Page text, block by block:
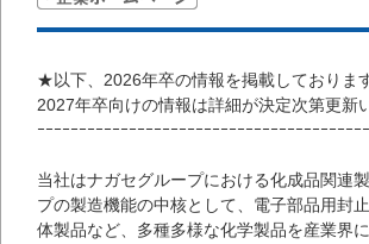
★以下、2026年卒の情報を掲載しております
2027年卒向けの情報は詳細が決定次第更新
ｰｰｰｰｰｰｰｰｰｰｰｰｰｰｰｰｰｰｰｰｰｰｰｰｰｰｰｰｰｰｰｰｰｰｰｰｰｰｰ
当社はナガセグループにおける化成品関連
プの製造機能の中核として、電子部品用
体製品など、多種多様な化学製品を産業界